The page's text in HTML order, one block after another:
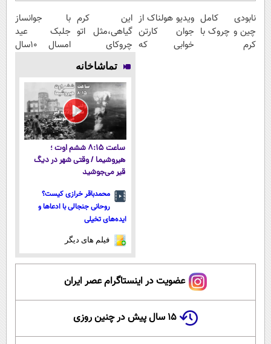
نابودی کامل
چین و چروک با
کرم
ویدیو هولناک از
جوان کارتن
خوابی که
این کرم
گیاهی،مثل اتو
چروکای
پوستتوصاف
میکنه!50%تخفیف
با جوانساز
جلبک عید
امسال ۱۰سال
تماشاخانه
ساعت ۸:۱۵ ششم اوت ؛
هیروشیما / وقتی شهر در دیگ
قیر می‌جوشید
محمدباقر خرازی کیست؟
روحانی جنجالی با ادعاها و
ایده‌های تخیلی
فیلم های دیگر
عضویت در اینستاگرام عصر ایران
۱۵ سال پیش در چنین روزی